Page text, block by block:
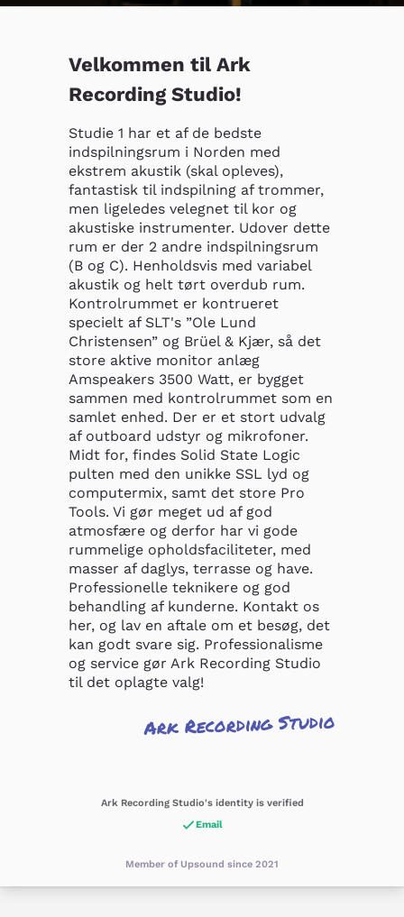
Velkommen til Ark
Recording Studio!
Studie 1 har et af de bedste
indspilningsrum i Norden med
ekstrem akustik (skal opleves),
fantastisk til indspilning af trommer,
men ligeledes velegnet til kor og
akustiske instrumenter. Udover dette
rum er der 2 andre indspilningsrum
(B og C). Henholdsvis med variabel
akustik og helt tørt overdub rum.
Kontrolrummet er kontrueret
specielt af SLT's ”Ole Lund
Christensen” og Brüel & Kjær, så det
store aktive monitor anlæg
Amspeakers 3500 Watt, er bygget
sammen med kontrolrummet som en
samlet enhed. Der er et stort udvalg
af outboard udstyr og mikrofoner.
Midt for, findes Solid State Logic
pulten med den unikke SSL lyd og
computermix, samt det store Pro
Tools. Vi gør meget ud af god
atmosfære og derfor har vi gode
rummelige opholdsfaciliteter, med
masser af daglys, terrasse og have.
Professionelle teknikere og god
behandling af kunderne. Kontakt os
her, og lav en aftale om et besøg, det
kan godt svare sig. Professionalisme
og service gør Ark Recording Studio
til det oplagte valg!
Ark Recording Studio
Ark Recording Studio's identity is verified
Email
Member of Upsound since 2021